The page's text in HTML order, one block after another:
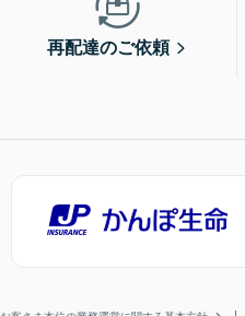
再配達のご依頼